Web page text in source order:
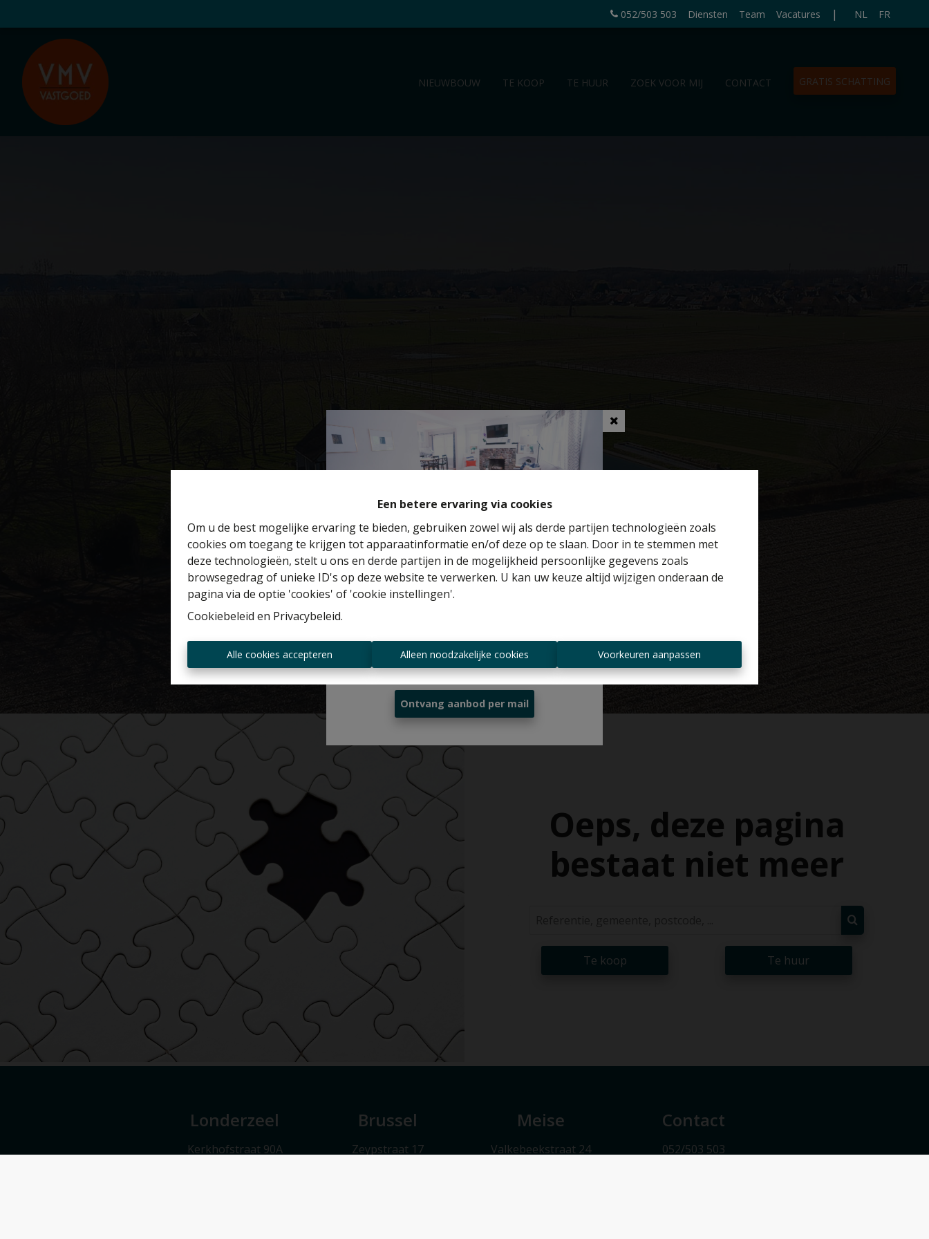
Een betere ervaring via cookies
Om u de best mogelijke ervaring te bieden, gebruiken zowel wij als derde partijen technologieën zoals
cookies om toegang te krijgen tot apparaatinformatie en/of deze op te slaan. Door in te stemmen met
deze technologieën, stelt u ons en derde partijen in de mogelijkheid persoonlijke gegevens zoals
browsegedrag of unieke ID's op deze website te verwerken. U kan uw keuze altijd wijzigen onderaan de
pagina via de optie 'cookies' of 'cookie instellingen'.
Cookiebeleid en Privacybeleid.
Alle cookies accepteren Alleen noodzakelijke cookies Voorkeuren aanpassen
052/503 503 Diensten Team Vacatures | NL FR
NIEUWBOUW TE KOOP TE HUUR ZOEK VOOR MIJ CONTACT GRATIS SCHATTING
Oeps, deze pagina
bestaat niet meer
Te koop Te huur
Londerzeel
Kerkhofstraat 90A
Brussel
Zeypstraat 17
Meise
Valkebeekstraat 24
Contact
052/503 503
Benieuwd naar de waarde van je huis?
Altijd als eerste op de hoogte zijn van
nieuwe aanbiedingen?
Ontvang aanbod per mail